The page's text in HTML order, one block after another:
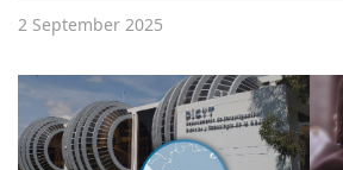
2 September 2025